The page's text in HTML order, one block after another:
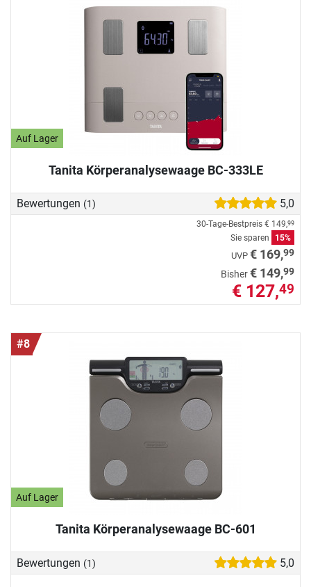
Auf Lager
Tanita Körperanalysewaage BC-333LE
Bewertungen (1) 5,0
30-Tage-Bestpreis € 149,99
Sie sparen 15%
UVP € 169,99
Bisher€ 149,99
€ 127,49
#8
Auf Lager
Tanita Körperanalysewaage BC-601
Bewertungen (1) 5,0